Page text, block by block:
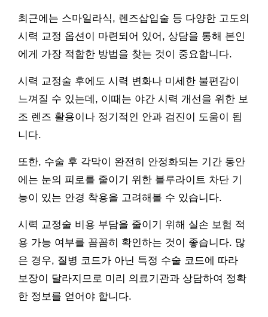
최근에는 스마일라식, 렌즈삽입술 등 다양한 고도의
시력 교정 옵션이 마련되어 있어, 상담을 통해 본인
에게 가장 적합한 방법을 찾는 것이 중요합니다.
시력 교정술 후에도 시력 변화나 미세한 불편감이
느껴질 수 있는데, 이때는 야간 시력 개선을 위한 보
조 렌즈 활용이나 정기적인 안과 검진이 도움이 됩
니다.
또한, 수술 후 각막이 완전히 안정화되는 기간 동안
에는 눈의 피로를 줄이기 위한 블루라이트 차단 기
능이 있는 안경 착용을 고려해볼 수 있습니다.
시력 교정술 비용 부담을 줄이기 위해 실손 보험 적
용 가능 여부를 꼼꼼히 확인하는 것이 좋습니다. 많
은 경우, 질병 코드가 아닌 특정 수술 코드에 따라
보장이 달라지므로 미리 의료기관과 상담하여 정확
한 정보를 얻어야 합니다.